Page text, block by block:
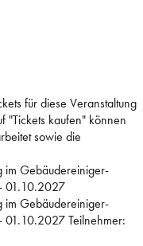
für diese Veranstaltung
"Tickets kaufen" können
sowie die
im Gebäudereiniger-
01.10.2027
im Gebäudereiniger-
Teilnehmer: